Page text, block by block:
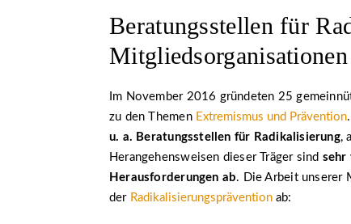
Beratungsstellen für
Im November 2016 gründeten 25
zu den Themen Extremismus und Prävention
u. a. Beratungsstellen für Radikalisierung,
Herangehensweisen dieser Träger sind sehr
Herausforderungen ab. Die Arbeit unserer
der Radikalisierungspräventionab: